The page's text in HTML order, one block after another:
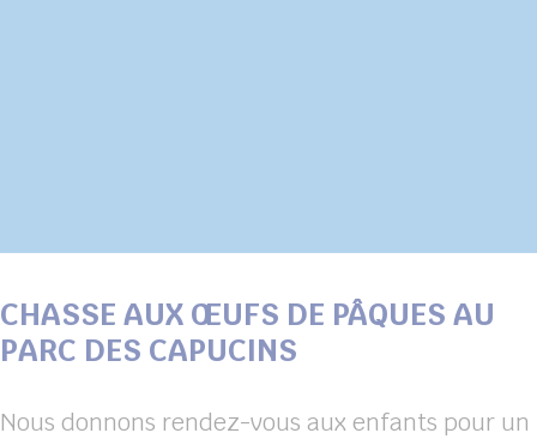
CHASSE AUX ŒUFS DE PÂQUES AU
PARC DES CAPUCINS
Nous donnons rendez-vous aux enfants pour un